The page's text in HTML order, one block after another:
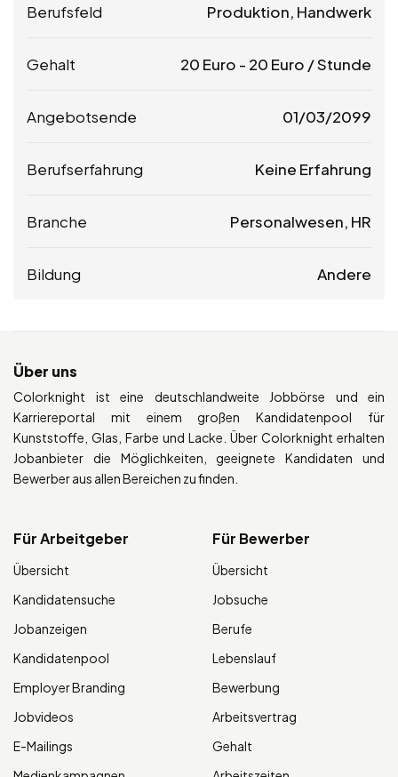
Berufsfeld Produktion, Handwerk
Gehalt 20 Euro - 20 Euro / Stunde
Angebotsende 01/03/2099
Berufserfahrung Keine Erfahrung
Branche Personalwesen, HR
Bildung Andere
Über uns
Colorknight ist eine deutschlandweite Jobbörse und ein
Karriereportal mit einem großen Kandidatenpool für
Kunststoffe, Glas, Farbe und Lacke. Über Colorknight erhalten
Jobanbieter die Möglichkeiten, geeignete Kandidaten und
Bewerber aus allen Bereichen zu finden.
Für Arbeitgeber
Übersicht
Kandidatensuche
Jobanzeigen
Kandidatenpool
Employer Branding
Jobvideos
E-Mailings
Für Bewerber
Übersicht
Jobsuche
Berufe
Lebenslauf
Bewerbung
Arbeitsvertrag
Gehalt